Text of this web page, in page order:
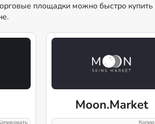
площадки можно быстро
Moon.Market